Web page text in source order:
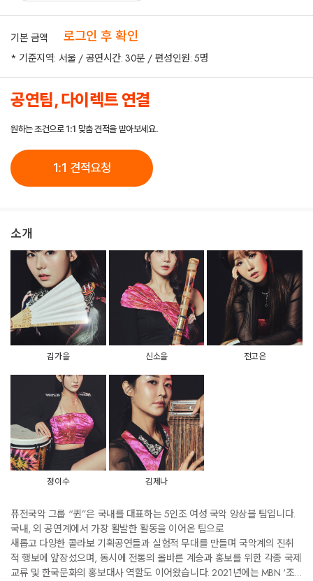
기본 금액 로그인 후 확인
* 기준지역: 서울 / 공연시간: 30분 / 편성인원: 5명
공연팀, 다이렉트 연결
원하는 조건으로 1:1 맞춤 견적을 받아보세요.
1:1 견적요청
소개
김가을 신소을 전고은
정이수 김제나
퓨전국악 그룹 “퀸”은 국내를 대표하는 5인조 여성 국악 앙상블 팀입니다.
국내, 외 공연계에서 가장 활발한 활동을 이어온 팀으로
새롭고 다양한 콜라보 기획공연들과 실험적 무대를 만들며 국악계의 진취
적 행보에 앞장섰으며, 동시에 전통의 올바른 계승과 홍보를 위한 각종 국제
교류 및 한국문화의 홍보대사 역할도 이어왔습니다. 2021년에는 MBN ‘조